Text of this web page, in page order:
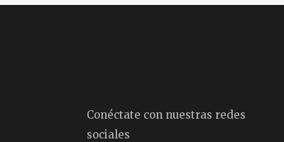
Conéctate con nuestras redes
sociales